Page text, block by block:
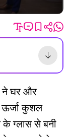
ने घर और
ऊर्जा कुशल
के ग्लास से बनी